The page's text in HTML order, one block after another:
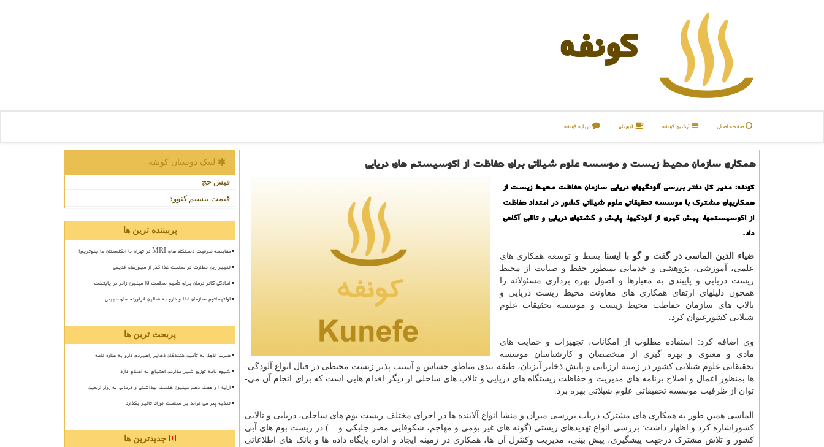
كونفه
صفحه اصلی آرشیو كونفه آموزش درباره كونفه
همكاری سازمان محیط زیست و موسسه علوم شیلاتی برای حفاظت از اكوسیستم های دریایی
كونفه: مدیر كل دفتر بررسی آلودگی­های دریایی سازمان حفاظت محیط زیست از
همكاری­های مشترك با موسسه تحقیقاتی علوم شیلاتی كشور در امتداد حفاظت
از اكوسیستم­ها، پیش گیری از آلودگی­ها، پایش و گشت­های دریایی و تالابی آگاهی
داد.
ضیاء الدین الماسی در گفت و گو با ایسنا بسط و توسعه­ همکاری­ های
علمی، آموزشی، پژوهشی و خدماتی بمنظور حفظ و صیانت از محیط
زیست دریایی و پایبندی به معیارها و اصول بهره­ برداری مسئولانه را
همچون دلیلهای ارتقای همکاری­ های معاونت محیط زیست دریایی و
تالاب­ های سازمان حفاظت محیط زیست و موسسه تحقیقات علوم
شیلاتی کشورعنوان کرد.
وی اضافه کرد: استفاده مطلوب از امکانات، تجهیزات و حمایت­ های
مادی و معنوی و بهره­ گیری از متخصصان و کارشناسان موسسه
تحقیقاتی علوم شیلاتی کشور در زمینه ارزیابی و پایش ذخایر آبزیان، طبقه­ بندی مناطق حساس و آسیب­ پذیر زیست­ محیطی در قبال انواع آلودگی­
ها بمنظور اعمال و اصلاح برنامه­ های مدیریت و حفاظت زیستگاه­ های دریایی و تالاب­ های ساحلی از دیگر اقدام­ هایی است که برای انجام آن می­
توان از ظرفیت موسسه تحقیقاتی علوم شیلاتی بهره برد.
الماسی همین طور به همکاری­ های مشترک درباب بررسی میزان و منشا انواع آلاینده­ ها در اجزای مختلف زیست بوم­ های ساحلی، دریایی و تالابی
کشوراشاره کرد و اظهار داشت: بررسی انواع تهدیدهای زیستی (گونه های غیر بومی و مهاجم، شکوفایی مضر جلبکی و....) در زیست بوم­ های آبی
کشور و تلاش مشترک درجهت پیشگیری، پیش بینی، مدیریت وکنترل آن­ ها، همکاری در زمینه ایجاد و اداره پایگاه داده­ ها و بانک­ های اطلاعاتی
لینک دوستان كونفه
فیش حج
قیمت بیسیم کنوود
پربیننده ترین ها
مقایسه ظرفیت دستگاه های MRI در تهران با انگلستان ما جلوتریم!
تغییر ریل نظارت در صنعت غذا گذر از مجوزهای قدیمی
آمادگی کادر درمان برای تأمین سلامت 15 میلیون زائر در پایتخت
اولتیماتوم سازمان غذا و دارو به فعالین فرآورده های طبیعی
پربحث ترین ها
ضرب الاجل به تأمین کنندگان ذخایر راهبردی دارو به علاوه نامه
شیوه نامه توزیع شیر مدارس احتیاج به اصلاح دارد
ارایه ۱ و هفت دهم میلیون خدمت بهداشتی و درمانی به زوار اربعین
تغذیه پدر می تواند بر سلامت نوزاد تاثیر بگذارد
جدیدترین ها